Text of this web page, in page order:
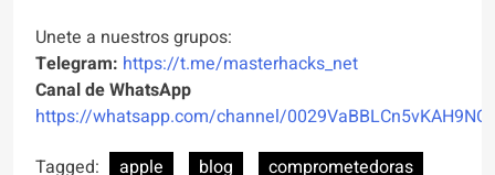
Unete a nuestros grupos:
Telegram: https://t.me/masterhacks_net
Canal de WhatsApp
https://whatsapp.com/channel/
Tagged:
apple blog comprometedoras